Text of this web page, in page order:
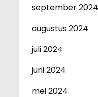
september 2024
augustus 2024
juli 2024
juni 2024
mei 2024